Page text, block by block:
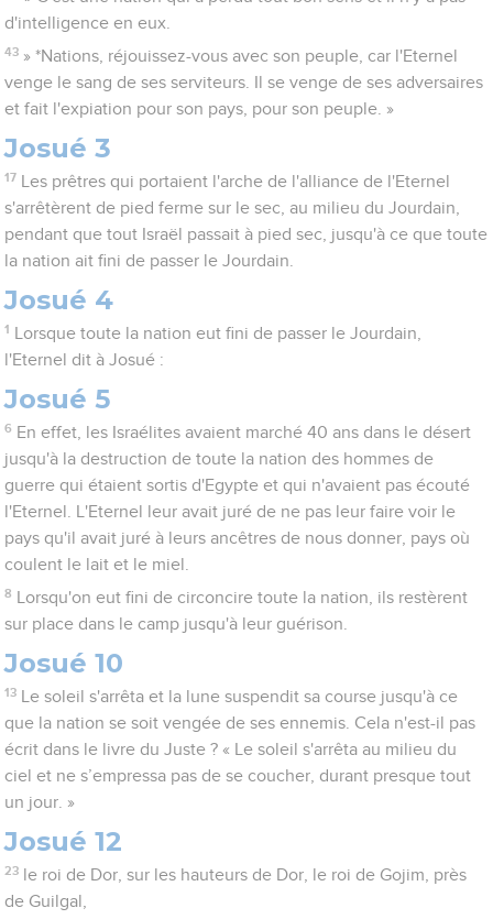
d'intelligence en eux.
43 » *Nations, réjouissez-vous avec son peuple, car l'Eternel
venge le sang de ses serviteurs. Il se venge de ses adversaires
et fait l'expiation pour son pays, pour son peuple. »
Josué 3
17
Les prêtres qui portaient l'arche de l'alliance de l'Eternel
s'arrêtèrent de pied ferme sur le sec, au milieu du Jourdain,
pendant que tout Israël passait à pied sec, jusqu'à ce que toute
la nation ait fini de passer le Jourdain.
Josué 4
1
Lorsque toute la nation eut fini de passer le Jourdain,
l'Eternel dit à Josué :
Josué 5
6 En effet, les Israélites avaient marché 40 ans dans le désert
jusqu'à la destruction de toute la nation des hommes de
guerre qui étaient sortis d'Egypte et qui n'avaient pas écouté
l'Eternel. L'Eternel leur avait juré de ne pas leur faire voir le
pays qu'il avait juré à leurs ancêtres de nous donner, pays où
coulent le lait et le miel.
8
Lorsqu'on eut fini de circoncire toute la nation, ils restèrent
sur place dans le camp jusqu'à leur guérison.
Josué 10
13
Le soleil s'arrêta et la lune suspendit sa course jusqu'à ce
que la nation se soit vengée de ses ennemis. Cela n'est-il pas
écrit dans le livre du Juste ? « Le soleil s'arrêta au milieu du
ciel et ne s’empressa pas de se coucher, durant presque tout
un jour. »
Josué 12
23
le roi de Dor, sur les hauteurs de Dor, le roi de Gojim, près
de Guilgal,